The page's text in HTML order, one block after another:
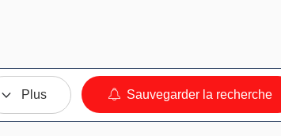
Plus Sauvegarder la recherche